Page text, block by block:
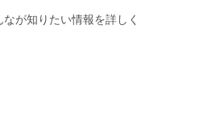
が知りたい情報を詳しく